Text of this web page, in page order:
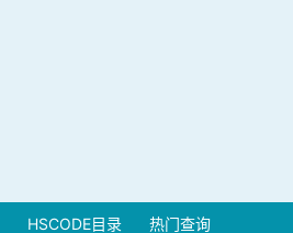
HSCODE目录 热门查询